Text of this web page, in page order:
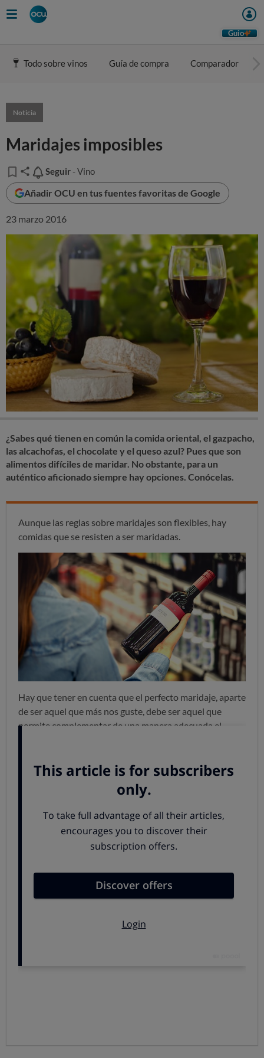
Guio
Todo sobre vinos Guía de compra Comparador
Noticia
Maridajes imposibles
Seguir
Seguir - Vino
Añadir OCU en tus fuentes favoritas de Google
23 marzo 2016
¿Sabes qué tienen en común la comida oriental, el gazpacho,
las alcachofas, el chocolate y el queso azul? Pues que son
alimentos difíciles de maridar. No obstante, para un
auténtico aficionado siempre hay opciones. Conócelas.
Aunque las reglas sobre maridajes son flexibles, hay
comidas que se resisten a ser maridadas.
Hay que tener en cuenta que el perfecto maridaje, aparte
de ser aquel que más nos guste, debe ser aquel que
permite complementar de una manera adecuada el
pueden encontrar también en el vino, pero hay
ocasiones donde alguno de los dos sale
estrepitosamente derrotado. Hay una lista de alimentos
que son consideradas por los expertos como difíciles de
Alcachofas, espárragos, habas, son difíciles de
se pueden complementar con vinos de Jerez (Fino o
Manzanilla), o un espumoso blanco seco.
compensar con un espumoso no demasiado seco,